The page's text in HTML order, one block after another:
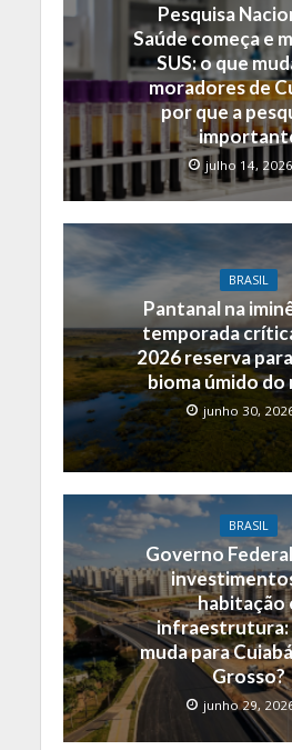
Pesquisa
Saúde começa e
SUS: o que
moradores de
por que a
julho 14, 2026
BRASIL
Pantanal na
temporada
2026 reserva
bioma úmido do
junho 30,
BRASIL
Governo
habitação
infraestrutura:
muda para
Grosso?
junho 29,